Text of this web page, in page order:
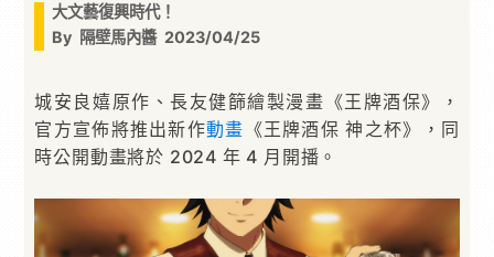
大文藝復興時代！
By 隔壁馬內醬 2023/04/25
城安良嬉原作、長友健篩繪製漫畫《王牌酒保》，
官方宣佈將推出新作動畫 《王牌酒保 神之杯》，同
時公開動畫將於 2024 年 4 月開播。